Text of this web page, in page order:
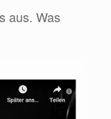
aus. Was